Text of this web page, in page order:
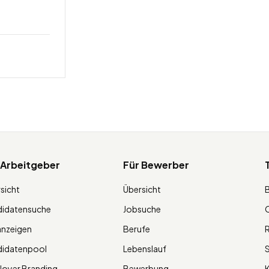
Für Bewerber
Übersicht
Jobsuche
Berufe
Lebenslauf